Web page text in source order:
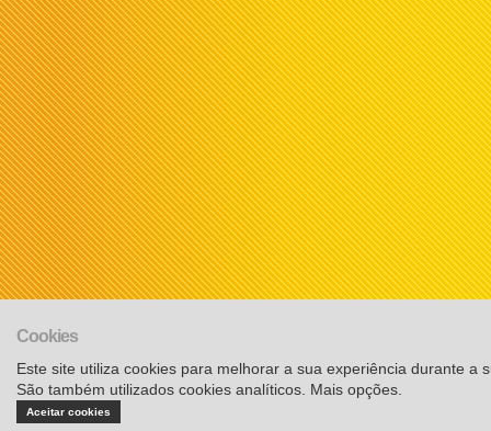
Cookies
Este site utiliza cookies para melhorar a sua experiência durante a
São também utilizados cookies analíticos. Mais opções
Aceitar cookies